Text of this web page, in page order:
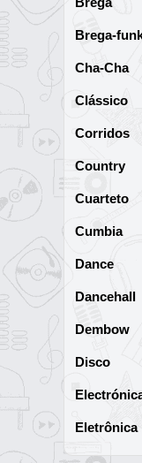
Brega-
Cha-Cha
Clássico
Corridos
Country
Cuarteto
Cumbia
Dance
Dancehall
Dembow
Disco
Eletrônica